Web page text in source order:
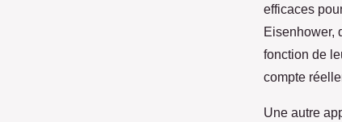
efficaces
Eisenhower,
fonction de
compte
Une autre